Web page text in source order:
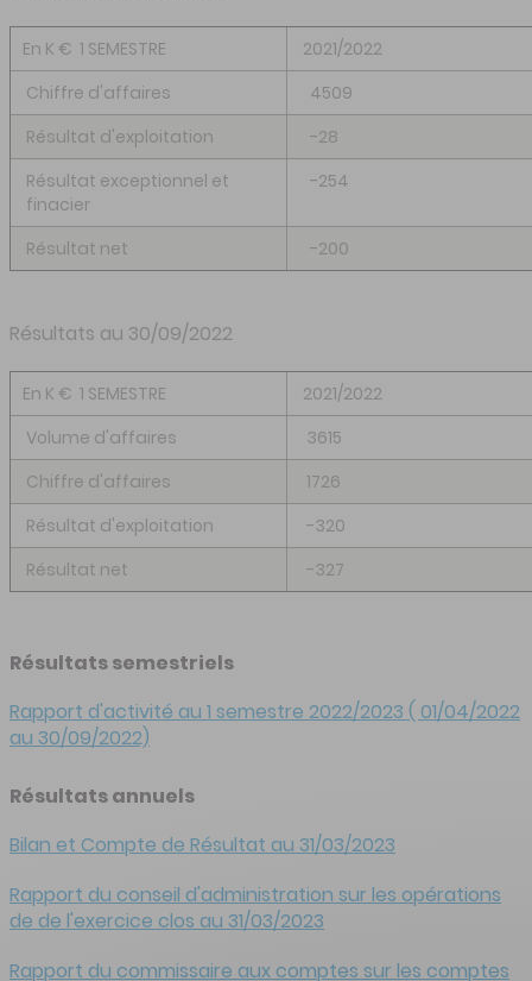
En K € 1 SEMESTRE
2021/2022
Chiffre d'affaires
4509
Résultat d'exploitation
-28
Résultat exceptionnel et
finacier
-254
Résultat net -200
Résultats au 30/09/2022
En K € 1 SEMESTRE
2021/2022
Volume d'affaires
3615
Chiffre d'affaires
1726
Résultat d'exploitation
-320
Résultat net
-327
Résultats semestriels
Rapport d'activité au 1 semestre 2022/2023 ( 01/04/2022
au 30/09/2022)
Résultats annuels
Bilan et Compte de Résultat au 31/03/2023
Rapport du conseil d'administration sur les opérations
de de l'exercice clos au 31/03/2023
Rapport du commissaire aux comptes sur les comptes